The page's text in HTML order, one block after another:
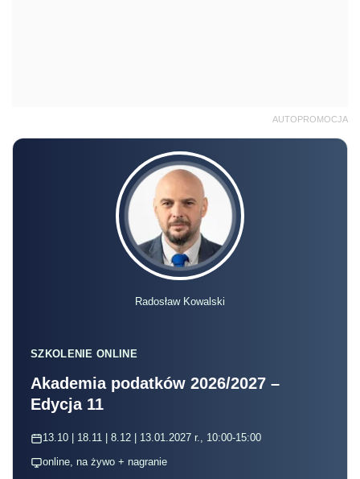
AUTOPROMOCJA
Radosław Kowalski
SZKOLENIE ONLINE
Akademia podatków 2026/2027 –
Edycja 11
13.10 | 18.11 | 8.12 | 13.01.2027 r., 10:00-15:00
online, na żywo + nagranie